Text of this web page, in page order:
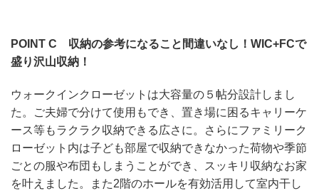
POINT C 収納の参考になること間違いなし！WIC+FCで
盛り沢山収納！
ウォークインクローゼットは大容量の５帖分設計しまし
た。ご夫婦で分けて使用もでき、置き場に困るキャリーケ
ース等もラクラク収納できる広さに。さらにファミリーク
ローゼット内は子ども部屋で収納できなかった荷物や季節
ごとの服や布団もしまうことができ、スッキリ収納なお家
を叶えました。また2階のホールを有効活用して室内干し